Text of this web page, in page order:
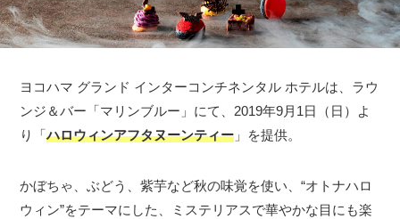
ヨコハマ グランド インターコンチネンタル ホテルは、ラウ
ンジ＆バー「マリンブルー」にて、2019年9月1日（日）よ
り「ハロウィンアフタヌーンティー 」を提供。
かぼちゃ、ぶどう、紫芋など秋の味覚を使い、“オトナハロ
ウィン”をテーマにした、ミステリアスで華やかな目にも楽